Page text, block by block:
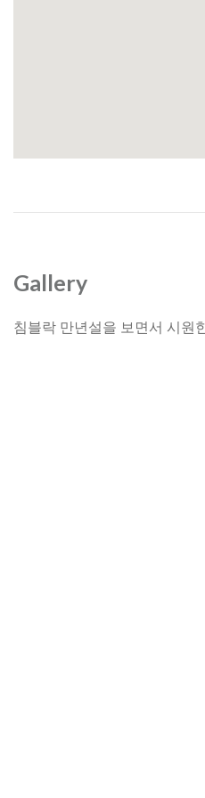
Gallery
침블락 만년설을 보면서 시원